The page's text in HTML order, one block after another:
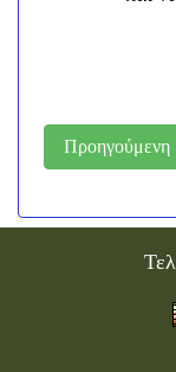
Προηγούμενη